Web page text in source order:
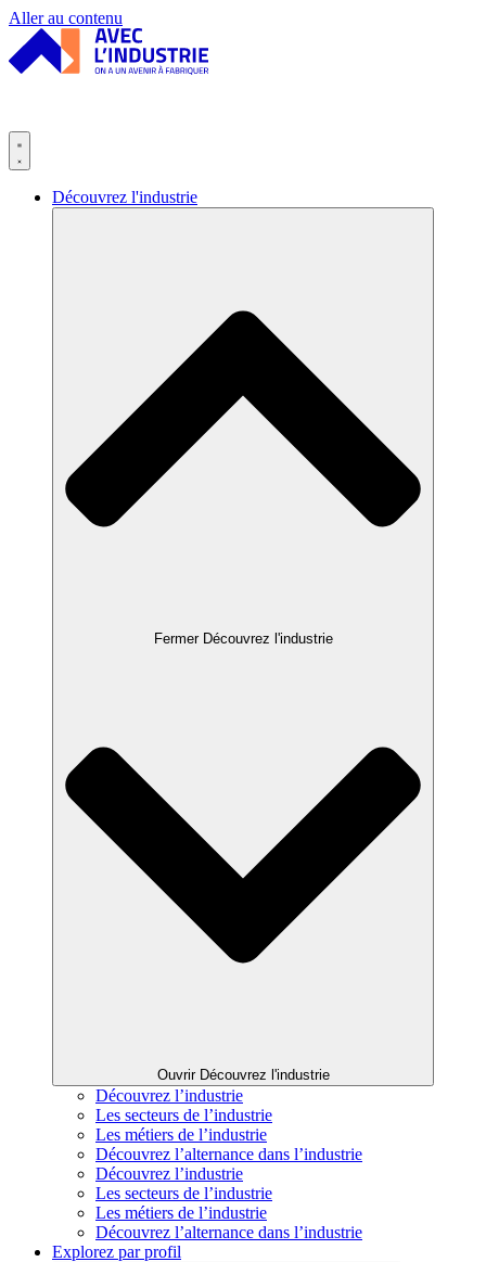
Panneau de gestion des cookies
Aller au contenu
Découvrez l'industrie
Fermer Découvrez l'industrie
Ouvrir Découvrez l'industrie
Découvrez l’industrie
Les secteurs de l’industrie
Les métiers de l’industrie
Découvrez l’alternance dans l’industrie
Découvrez l’industrie
Les secteurs de l’industrie
Les métiers de l’industrie
Découvrez l’alternance dans l’industrie
Explorez par profil